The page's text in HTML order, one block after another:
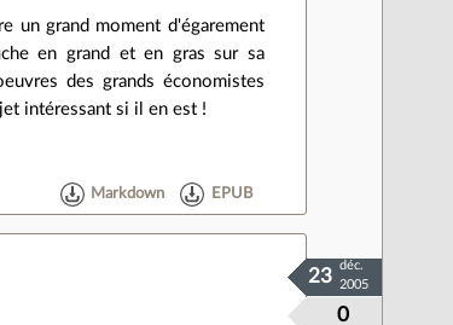
un grand moment d'égarement
en grand et en gras sur sa
des grands économistes
intéressant si il en est !
Markdown EPUB
0
23
déc.
2005